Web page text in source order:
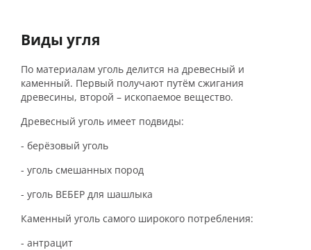
Виды угля
По материалам уголь делится на древесный и
каменный. Первый получают путём сжигания
древесины, второй – ископаемое вещество.
Древесный уголь имеет подвиды:
- берёзовый уголь
- уголь смешанных пород
- уголь ВЕБЕР для шашлыка
Каменный уголь самого широкого потребления:
- антрацит